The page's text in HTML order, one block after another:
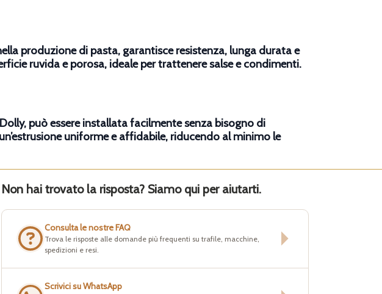
produzione di pasta, garantisce resistenza, lunga durata e
ruvida e porosa, ideale per trattenere salse e condimenti.
può essere installata facilmente senza bisogno di
uniforme e affidabile, riducendo al minimo le
Non hai trovato la risposta? Siamo qui per aiutarti.
Consulta le nostre FAQ
Trova le risposte alle domande più frequenti su trafile, macchine,
spedizioni e resi.
Scrivici su WhatsApp